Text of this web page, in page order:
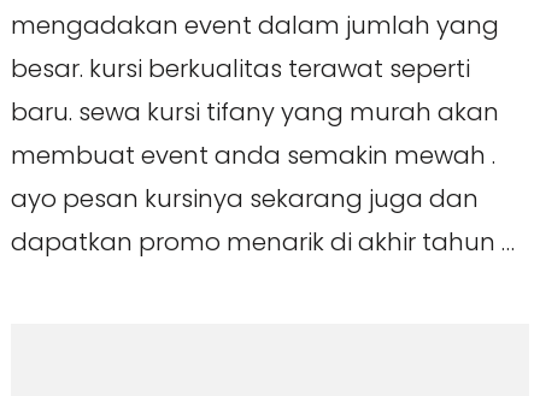
mengadakan event dalam jumlah yang
besar. kursi berkualitas terawat seperti
baru. sewa kursi tifany yang murah akan
membuat event anda semakin mewah .
ayo pesan kursinya sekarang juga dan
dapatkan promo menarik di akhir tahun …